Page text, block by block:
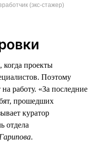
(экс-стажер)
проекты
Поэтому
работу. «За последние
прошедших
куратор
отдела
.